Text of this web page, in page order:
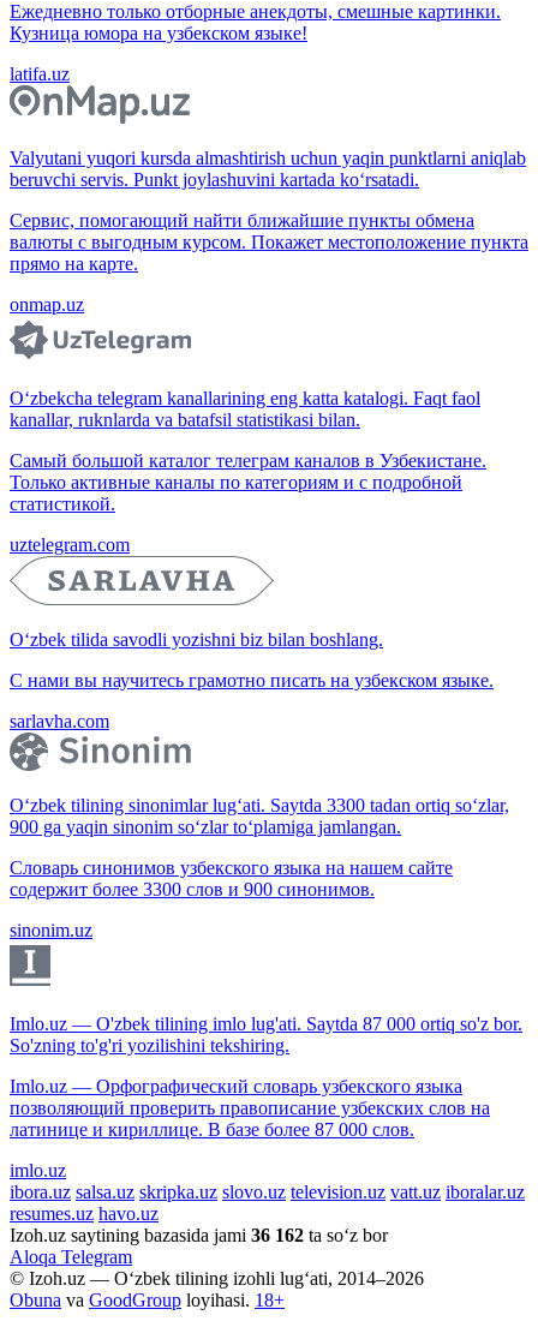
Ежедневно только отборные анекдоты, смешные картинки.
Кузница юмора на узбекском языке!
latifa.uz
Valyutani yuqori kursda almashtirish uchun yaqin punktlarni aniqlab
beruvchi servis. Punkt joylashuvini kartada ko‘rsatadi.
Сервис, помогающий найти ближайшие пункты обмена
валюты с выгодным курсом. Покажет местоположение пункта
прямо на карте.
onmap.uz
O‘zbekcha telegram kanallarining eng katta katalogi. Faqt faol
kanallar, ruknlarda va batafsil statistikasi bilan.
Самый большой каталог телеграм каналов в Узбекистане.
Только активные каналы по категориям и с подробной
статистикой.
uztelegram.com
O‘zbek tilida savodli yozishni biz bilan boshlang.
С нами вы научитесь грамотно писать на узбекском языке.
sarlavha.com
O‘zbek tilining sinonimlar lug‘ati. Saytda 3300 tadan ortiq so‘zlar,
900 ga yaqin sinonim so‘zlar to‘plamiga jamlangan.
Словарь синонимов узбекского языка на нашем сайте
содержит более 3300 слов и 900 синонимов.
sinonim.uz
Imlo.uz — O'zbek tilining imlo lug'ati. Saytda 87 000 ortiq so'z bor.
So'zning to'g'ri yozilishini tekshiring.
Imlo.uz — Орфографический словарь узбекского языка
позволяющий проверить правописание узбекских слов на
латинице и кириллице. В базе более 87 000 слов.
imlo.uz
ibora.uz salsa.uz skripka.uz slovo.uz television.uz vatt.uz iboralar.uz
resumes.uz havo.uz
Izoh.uz saytining bazasida jami 36 162 ta so‘z bor
Aloqa Telegram
© Izoh.uz — O‘zbek tilining izohli lug‘ati, 2014–2026
Obuna va GoodGroup loyihasi. 18+